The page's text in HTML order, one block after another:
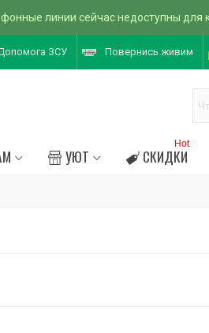
линии сейчас недоступны для
ЗСУ Повернись живим
УЮТ СКИДКИ
Hot